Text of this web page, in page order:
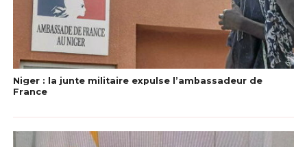
Niger : la junte militaire expulse l’ambassadeur de
France